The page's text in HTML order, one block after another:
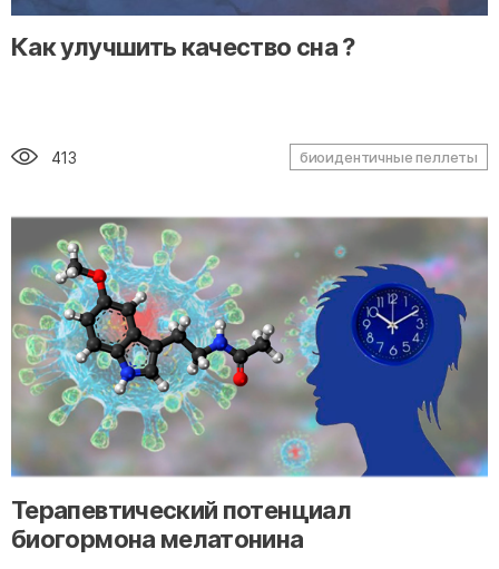
" alt="loading" class="img-responsive"/>
Как улучшить качество сна ?
413 биоидентичные пеллеты
" alt="loading" class="img-responsive"/>
Терапевтический потенциал
биогормона мелатонина